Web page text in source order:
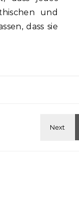
und
dass sie